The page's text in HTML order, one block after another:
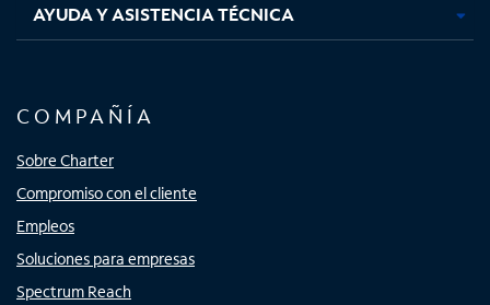
AYUDA Y ASISTENCIA TÉCNICA
COMPAÑÍA
Sobre Charter
Compromiso con el cliente
Empleos
Soluciones para empresas
Spectrum Reach